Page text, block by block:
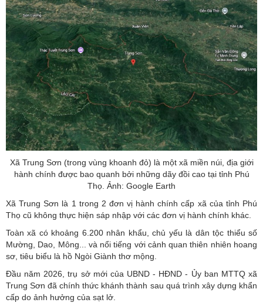
Xã Trung Sơn (trong vùng khoanh đỏ) là một xã miền núi, địa giới
hành chính được bao quanh bởi những dãy đồi cao tại tỉnh Phú
Thọ. Ảnh: Google Earth
Xã Trung Sơn là 1 trong 2 đơn vị hành chính cấp xã của tỉnh Phú
Thọ cũ không thực hiện sáp nhập với các đơn vị hành chính khác.
Toàn xã có khoảng 6.200 nhân khẩu, chủ yếu là dân tộc thiểu số
Mường, Dao, Mông... và nổi tiếng với cảnh quan thiên nhiên hoang
sơ, tiêu biểu là hồ Ngòi Giành thơ mộng.
Đầu năm 2026, trụ sở mới của UBND - HĐND - Ủy ban MTTQ xã
Trung Sơn đã chính thức khánh thành sau quá trình xây dựng khẩn
cấp do ảnh hưởng của sạt lở.